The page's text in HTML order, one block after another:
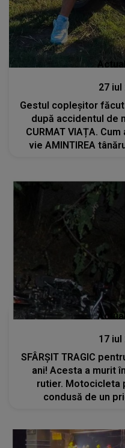
27 iul
Gestul copleșitor
după accidentul de
CURMAT VIAȚA.
vie AMINTIREA
17 iul
SFÂRȘIT TRAGIC
ani! Acesta a murit
rutier. Motocicleta
condusă de un